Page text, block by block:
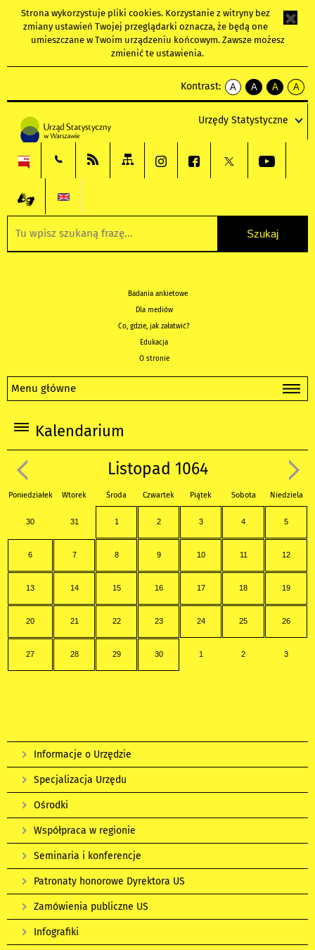
Strona wykorzystuje pliki cookies. Korzystanie z witryny bez
zmiany ustawień Twojej przeglądarki oznacza, że będą one
umieszczane w Twoim urządzeniu końcowym. Zawsze możesz
zmienić te ustawienia.
Kontrast:
A
kontrast
A
kontrast
tekst
czarnym
A
kontrast
tekst
czarnym
A
tekst
żółtym
Urzędy Statystyczne
Badania ankietowe
Dla mediów
Co, gdzie, jak załatwić?
Edukacja
O stronie
Menu główne
Kalendarium
Listopad 1064
Poniedziałek Wtorek Środa Czwartek Piątek Sobota Niedziela
30 31 1 2 3 4 5
6 7 8 9 10 11 12
13 14 15 16 17 18 19
20 21 22 23 24 25 26
27 28 29 30 1 2 3
Informacje o Urzędzie
Specjalizacja Urzędu
Ośrodki
Współpraca w regionie
Seminaria i konferencje
Patronaty honorowe Dyrektora US
Zamówienia publiczne US
Infografiki